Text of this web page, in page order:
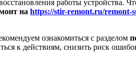
работы устройства.
на https://stir-remont.ru/remont-
ознакомиться с разделом
к действиям, снизить риск